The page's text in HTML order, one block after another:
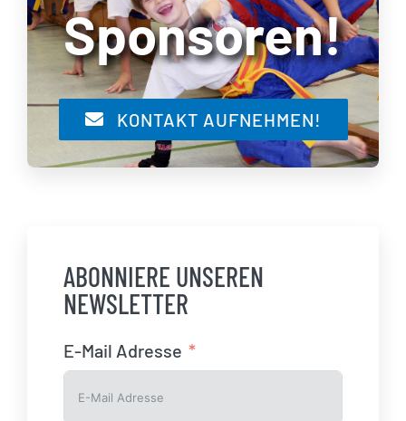
Sponsoren!
KONTAKT AUFNEHMEN!
ABONNIERE UNSEREN
NEWSLETTER
E-Mail Adresse